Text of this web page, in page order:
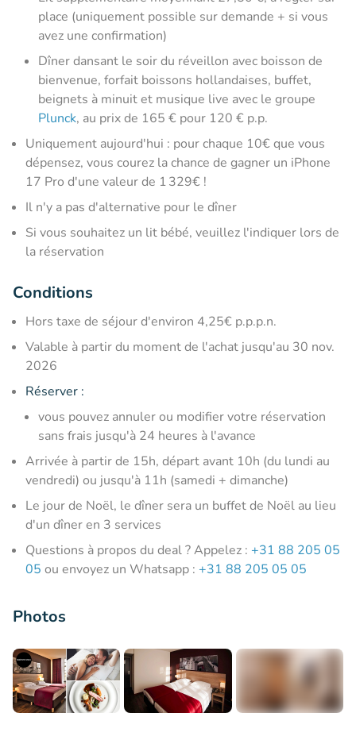
place (uniquement possible sur demande + si vous
avez une confirmation)
Dîner dansant le soir du réveillon avec boisson de
bienvenue, forfait boissons hollandaises, buffet,
beignets à minuit et musique live avec le groupe
Plunck, au prix de 165 € pour 120 € p.p.
Uniquement aujourd'hui : pour chaque 10€ que vous
dépensez, vous courez la chance de gagner un iPhone
17 Pro d'une valeur de 1 329€ !
Il n'y a pas d'alternative pour le dîner
Si vous souhaitez un lit bébé, veuillez l'indiquer lors de
la réservation
Conditions
Hors taxe de séjour d'environ 4,25€ p.p.p.n.
Valable à partir du moment de l'achat jusqu'au 30 nov.
2026
Réserver :
vous pouvez annuler ou modifier votre réservation
sans frais jusqu'à 24 heures à l'avance
Arrivée à partir de 15h, départ avant 10h (du lundi au
vendredi) ou jusqu'à 11h (samedi + dimanche)
Le jour de Noël, le dîner sera un buffet de Noël au lieu
d'un dîner en 3 services
Questions à propos du deal ? Appelez : +31 88 205 05
05 ou envoyez un Whatsapp : +31 88 205 05 05
Photos